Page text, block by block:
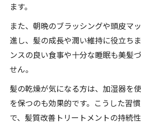
ます。
また、朝晩のブラッシングや頭皮マ
進し、髪の成長や潤い維持に役立ち
ンスの良い食事や十分な睡眠も美髪
せん。
髪の乾燥が気になる方は、加湿器を
を保つのも効果的です。こうした習
で、髪質改善トリートメントの持続